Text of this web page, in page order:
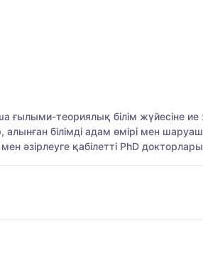
теориялық білім жүйесіне
алынған білімді адам өмірі мен
әзірлеуге қабілетті PhD